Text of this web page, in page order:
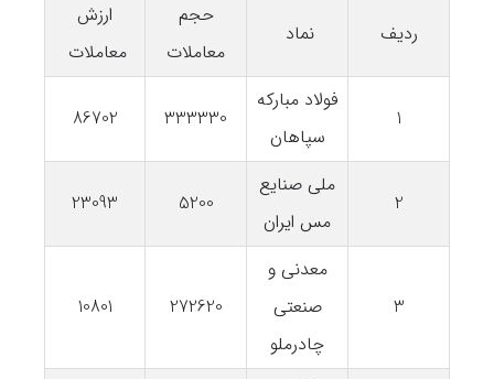
ردیف نماد
حجم
معاملات
ارزش
معاملات
1
فولاد مبارکه
سپاهان
333330
86702
2
ملی صنایع
مس ایران
5200
23093
3
معدنی و
صنعتی
چادرملو
272620
10801